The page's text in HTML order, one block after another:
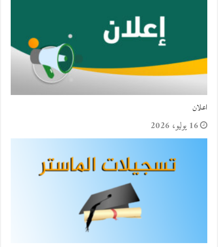
اعلان
16 يوليو، 2026